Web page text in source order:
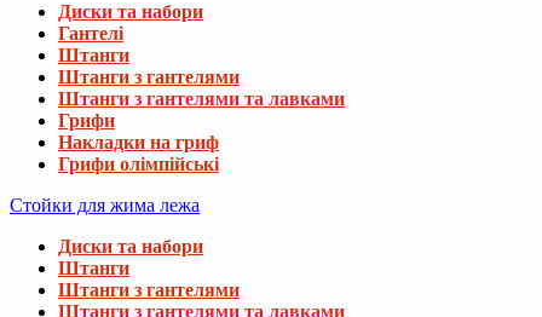
Диски та набори
Гантелі
Штанги
Штанги з гантелями
Штанги з гантелями та лавками
Грифи
Накладки на гриф
Грифи олімпійські
Стойки для жима лежа
Диски та набори
Штанги
Штанги з гантелями
Штанги з гантелями та лавками